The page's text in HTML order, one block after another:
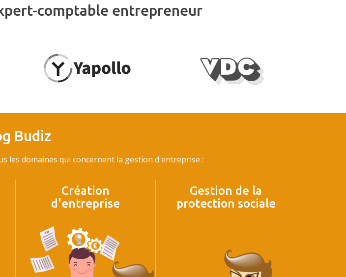
comptable entrepreneur
Budiz
les domaines qui concernent la gestion d'entreprise :
Création
d'entreprise
Gestion de la
protection sociale